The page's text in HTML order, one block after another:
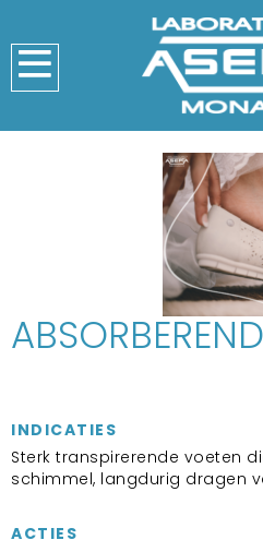
INDICATIES
Sterk transpirerende voeten
schimmel, langdurig dragen
ACTIES